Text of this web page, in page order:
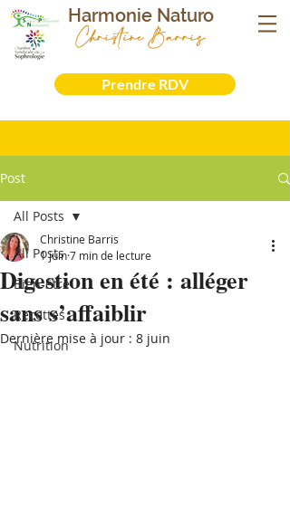
Sophrologue- Naturopathe - Iridologue -
Formatrice
Harmonie Naturo
Christine Barris
Prendre RDV
Post
All Posts
Bien-être
Recettes
Nutrition
All Posts
Digestion en été : alléger
sans s’affaiblir
Christine Barris
1 juin7 min de lecture
Dernière mise à jour : 8 juin